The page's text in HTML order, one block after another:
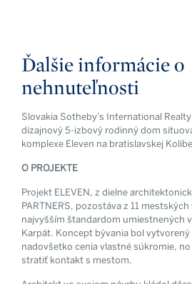
Ďalšie informácie o
nehnuteľnosti
Slovakia Sotheby’s International
dizajnový 5-izbový rodinný dom
komplexe Eleven na bratislavskej
O PROJEKTE
Projekt ELEVEN, z dielne
PARTNERS, pozostáva z 11
najvyšším štandardom umiestnených
Karpát. Koncept bývania bol
nadovšetko cenia vlastné súkromie,
stratiť kontakt s mestom.